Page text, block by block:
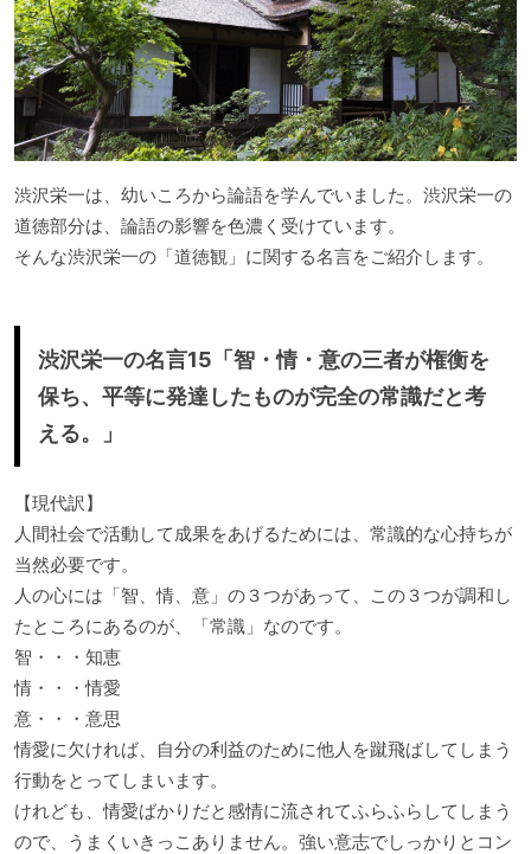
渋沢栄一は、幼いころから論語を学んでいました。渋沢栄一の
道徳部分は、論語の影響を色濃く受けています。
そんな渋沢栄一の「道徳観」に関する名言をご紹介します。
渋沢栄一の名言15「智・情・意の三者が権衡を
保ち、平等に発達したものが完全の常識だと考
える。」
【現代訳】
人間社会で活動して成果をあげるためには、常識的な心持ちが
当然必要です。
人の心には「智、情、意」の３つがあって、この３つが調和し
たところにあるのが、「常識」なのです。
智・・・知恵
情・・・情愛
意・・・意思
情愛に欠ければ、自分の利益のために他人を蹴飛ばしてしまう
行動をとってしまいます。
けれども、情愛ばかりだと感情に流されてふらふらしてしまう
ので、うまくいきっこありません。強い意志でしっかりとコン